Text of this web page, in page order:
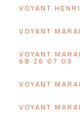
VOYANT
VOYANT
VOYANT
68 26 07 03
VOYANT
VOYANT